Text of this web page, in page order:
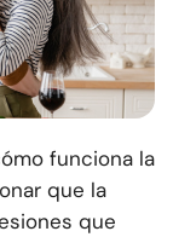
funciona la
que la
que